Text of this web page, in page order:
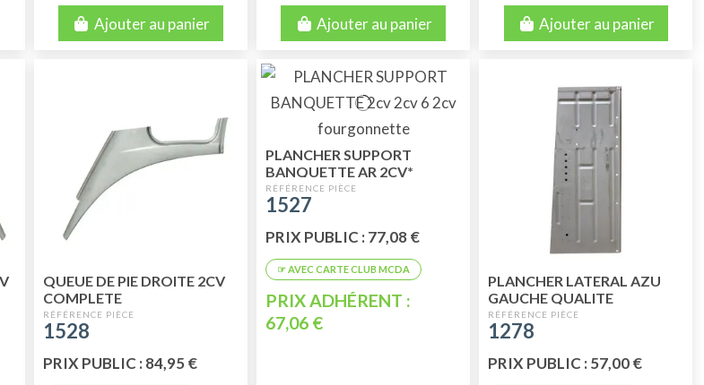
Ajouter au panier Ajouter au panier Ajouter au panier
QUEUE DE PIE DROITE 2CV
COMPLETE
1528
PRIX PUBLIC : 84,95 €
PLANCHER SUPPORT
BANQUETTE AR 2CV*
1527
PRIX PUBLIC : 77,08 €
PRIX ADHÉRENT :
67,06 €
PLANCHER LATERAL AZU
GAUCHE QUALITE
SUPERIEURE
1278
PRIX PUBLIC : 57,00 €